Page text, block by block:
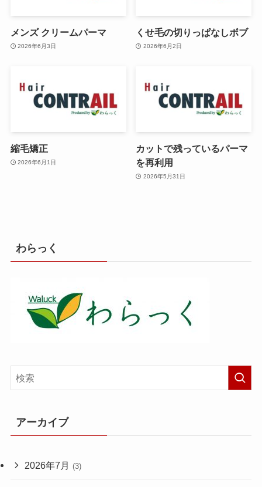
メンズ クリームパーマ
2026年6月3日
くせ毛の切りっぱなしボブ
2026年6月2日
縮毛矯正
2026年6月1日
カットで残っているパーマ
を再利用
2026年5月31日
わらっく
アーカイブ
2026年7月 (3)